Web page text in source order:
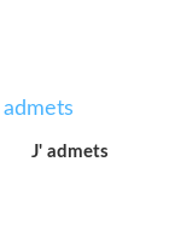
J' admets